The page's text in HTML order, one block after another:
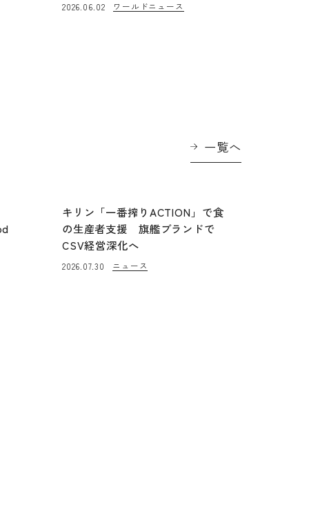
2026.06.02 ワールドニュース
一覧へ
キリン「一番搾りACTION」で食
の生産者支援 旗艦ブランドで
CSV経営深化へ
2026.07.30 ニュース